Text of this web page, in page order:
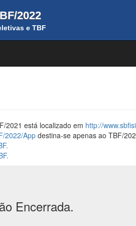
2022
e TBF
2021 está localizado em http://
2022/Appdestina-se apenas ao TBF/
Encerrada.